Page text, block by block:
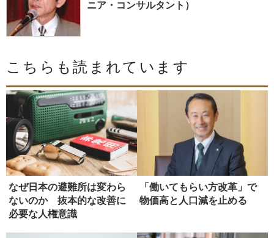
ニア・コンサルタント）
こちらも読まれています
なぜ日本の避難所は変わら
ないのか 抜本的な改善に
必要な人権意識
「働いてもらい方改革」で
物価高と人口減を止める